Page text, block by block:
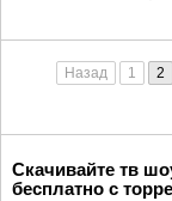
Назад 1 2
Скачивайте тв
бесплатно с